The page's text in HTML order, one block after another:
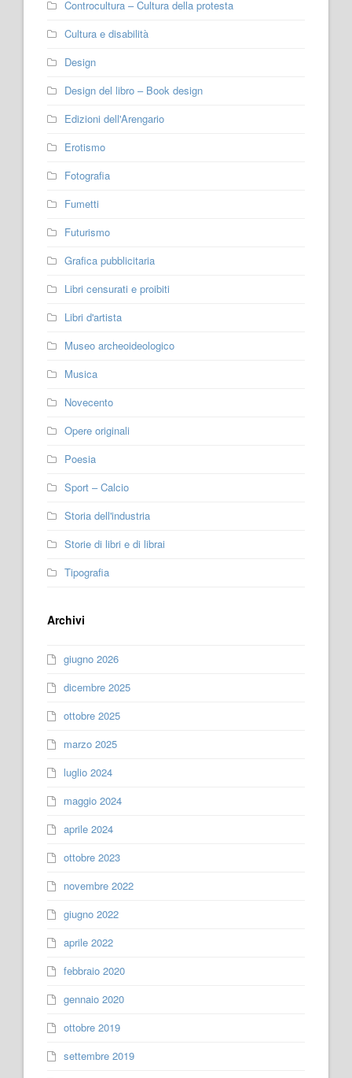
Controcultura – Cultura della protesta
Cultura e disabilità
Design
Design del libro – Book design
Edizioni dell'Arengario
Erotismo
Fotografia
Fumetti
Futurismo
Grafica pubblicitaria
Libri censurati e proibiti
Libri d'artista
Museo archeoideologico
Musica
Novecento
Opere originali
Poesia
Sport – Calcio
Storia dell'industria
Storie di libri e di librai
Tipografia
Archivi
giugno 2026
dicembre 2025
ottobre 2025
marzo 2025
luglio 2024
maggio 2024
aprile 2024
ottobre 2023
novembre 2022
giugno 2022
aprile 2022
febbraio 2020
gennaio 2020
ottobre 2019
settembre 2019